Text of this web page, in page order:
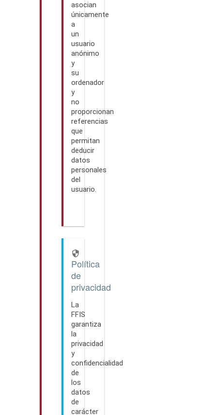
asocian
únicamente
a
un
usuario
anónimo
y
su
ordenador
y
no
proporcionan
referencias
que
permitan
deducir
datos
personales
del
usuario.

Política
de
privacidad
La
FFIS
garantiza
la
privacidad
y
confidencialidad
de
los
datos
de
carácter